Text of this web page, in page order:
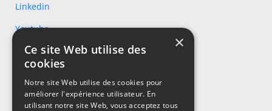
Linkedin
Youtube
×
Ce site Web utilise des
cookies
Notre site Web utilise des cookies pour
améliorer l'expérience utilisateur. En
utilisant notre site Web, vous acceptez tous